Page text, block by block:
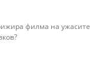
филма на ужасите